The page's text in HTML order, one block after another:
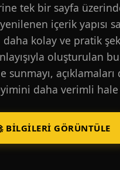
tek bir sayfa
içerik yapısı
daha kolay ve pratik
oluşturulan
sunmayı,
daha verimli
BILGILERI GÖRÜNTÜLE